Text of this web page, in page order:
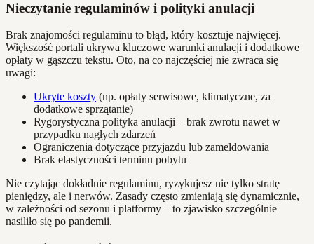
Nieczytanie regulaminów i polityki anulacji
Brak znajomości regulaminu to błąd, który kosztuje najwięcej.
Większość portali ukrywa kluczowe warunki anulacji i dodatkowe
opłaty w gąszczu tekstu. Oto, na co najczęściej nie zwraca się
uwagi:
Ukryte koszty (np. opłaty serwisowe, klimatyczne, za
dodatkowe sprzątanie)
Rygorystyczna polityka anulacji – brak zwrotu nawet w
przypadku nagłych zdarzeń
Ograniczenia dotyczące przyjazdu lub zameldowania
Brak elastyczności terminu pobytu
Nie czytając dokładnie regulaminu, ryzykujesz nie tylko stratę
pieniędzy, ale i nerwów. Zasady często zmieniają się dynamicznie,
w zależności od sezonu i platformy – to zjawisko szczególnie
nasiliło się po pandemii.